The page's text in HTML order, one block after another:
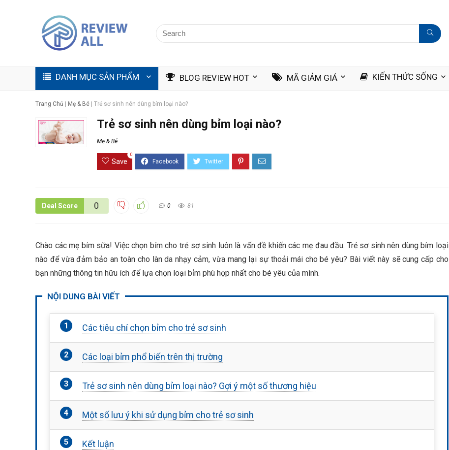
DANH MỤC SẢN PHẨM BLOG REVIEW HOT MÃ GIẢM GIÁ KIẾN THỨC SỐNG
Trang Chủ Mẹ & Bé Trẻ sơ sinh nên dùng bỉm loại nào?
Trẻ sơ sinh nên dùng bỉm loại nào?
Mẹ & Bé
Save
0
Deal Score 0 0 81
Chào các mẹ bỉm sữa! Việc chọn bỉm cho trẻ sơ sinh luôn là vấn đề khiến các mẹ đau đầu. Trẻ sơ sinh nên dùng bỉm loại
nào để vừa đảm bảo an toàn cho làn da nhạy cảm, vừa mang lại sự thoải mái cho bé yêu? Bài viết này sẽ cung cấp cho
bạn những thông tin hữu ích để lựa chọn loại bỉm phù hợp nhất cho bé yêu của mình.
NỘI DUNG BÀI VIẾT
Các tiêu chí chọn bỉm cho trẻ sơ sinh
Các loại bỉm phổ biến trên thị trường
Trẻ sơ sinh nên dùng bỉm loại nào? Gợi ý một số thương hiệu
Một số lưu ý khi sử dụng bỉm cho trẻ sơ sinh
Kết luận